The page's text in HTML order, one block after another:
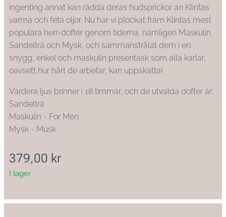
ingenting annat kan rädda deras hudsprickor än Klintas
varma och feta oljor. Nu har vi plockat fram Klintas mest
populära herr-dofter genom tiderna, nämligen Maskulin,
Sandelträ och Mysk, och sammanstrålat dem i en
snygg, enkel och maskulin presentask som alla karlar,
oavsett hur hårt de arbetar, kan uppskatta!
Vardera ljus brinner i 18 timmar, och de utvalda dofter är:
Sandelträ
Maskulin - For Men
Mysk - Musk
379,00 kr
I lager